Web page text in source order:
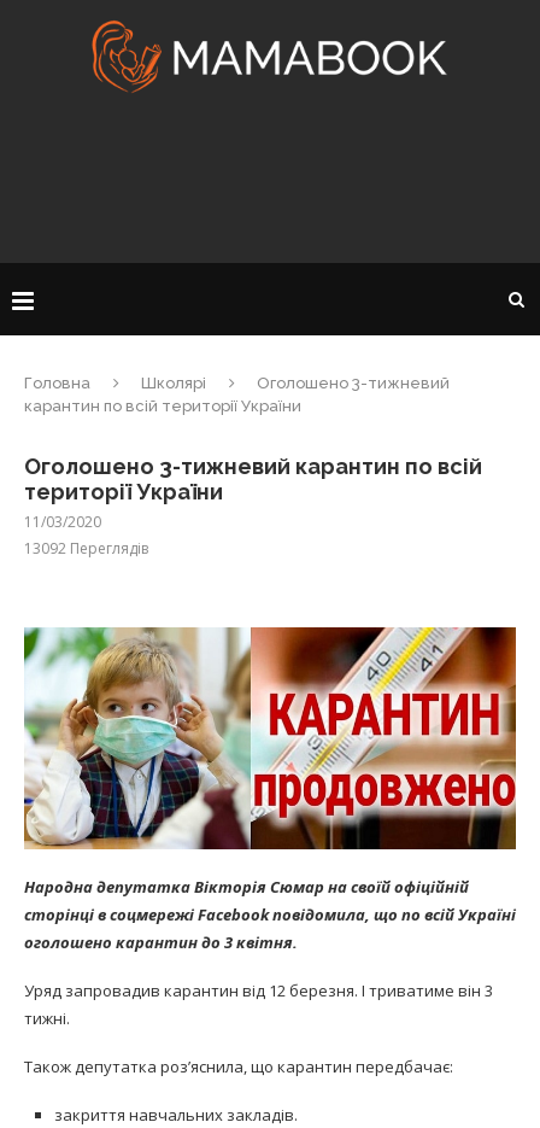
Головна Школярі
Оголошено 3-тижневий
карантин по всій території України
Оголошено 3-тижневий карантин по всій
території України
11/03/2020
13092 Переглядів
Народна депутатка Вікторія Сюмар на своїй офіційній
сторінці в соцмережі Facebook повідомила, що по всій Україні
оголошено карантин до 3 квітня.
Уряд запровадив карантин від 12 березня. І триватиме він 3
тижні.
Також депутатка роз’яснила, що карантин передбачає:
закриття навчальних закладів.